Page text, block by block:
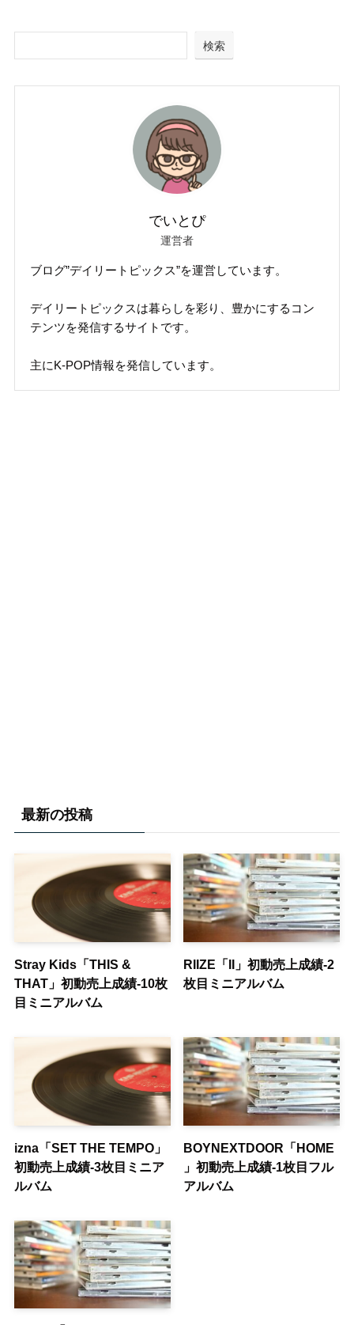
検索
でいとぴ
運営者
ブログ”デイリートピックス”を運営しています。
デイリートピックスは暮らしを彩り、豊かにするコン
テンツを発信するサイトです。
主にK-POP情報を発信しています。
最新の投稿
Stray Kids「THIS &
THAT」初動売上成績-10枚
目ミニアルバム
RIIZE「II」初動売上成績-2
枚目ミニアルバム
izna「SET THE TEMPO」
初動売上成績-3枚目ミニア
ルバム
BOYNEXTDOOR「HOME
」初動売上成績-1枚目フル
アルバム